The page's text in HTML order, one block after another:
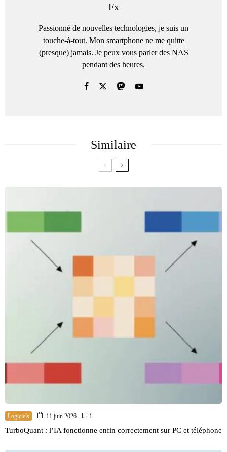
Fx
Passionné de nouvelles technologies, je suis un
touche-à-tout. Mon smartphone ne me quitte
(presque) jamais. Je peux vous parler des NAS
pendant des heures.
Similaire
Logiciels 11 juin 2026 1
TurboQuant : l’IA fonctionne enfin correctement sur PC et téléphone